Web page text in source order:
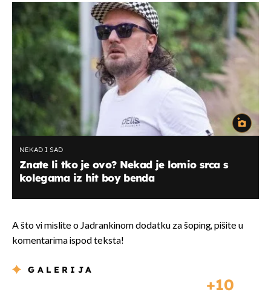
NEKAD I SAD
Znate li tko je ovo? Nekad je lomio srca s
kolegama iz hit boy benda
A što vi mislite o Jadrankinom dodatku za šoping, pišite u
komentarima ispod teksta!
GALERIJA
10